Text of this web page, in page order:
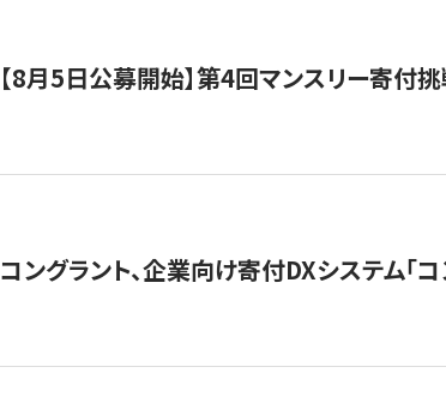
【8月5日公募開始】第4回マンスリー寄付
コングラント、企業向け寄付DXシステム